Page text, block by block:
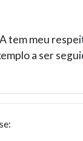
tem meu
a ser